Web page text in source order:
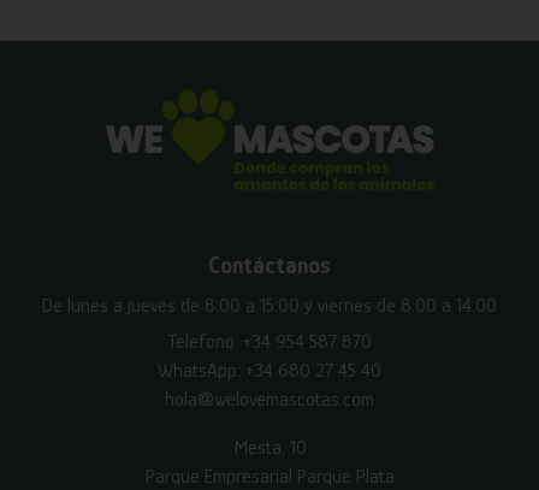
Contáctanos
De lunes a jueves de 8:00 a 15:00 y viernes de 8:00 a 14:00
Teléfono: +34 954 587 870
WhatsApp: +34 680 27 45 40
hola@welovemascotas.com
Mesta, 10
Parque Empresarial Parque Plata